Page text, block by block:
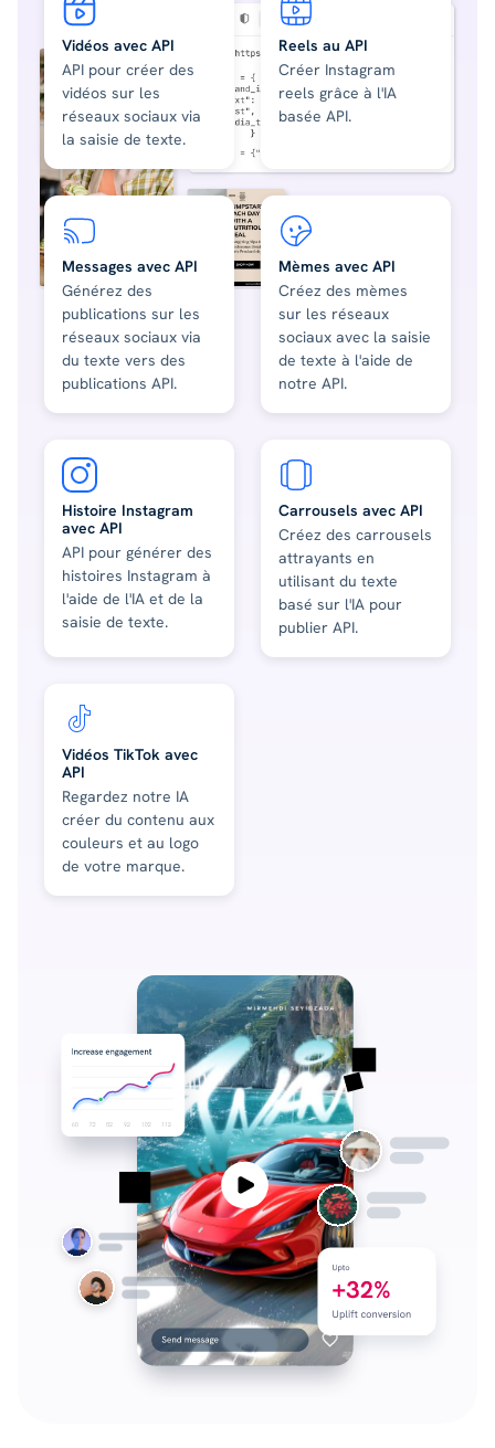
Vidéos avec API
API pour créer des
vidéos sur les
réseaux sociaux via
la saisie de texte.
Reels au API
Créer Instagram
reels grâce à l'IA
basée API.
Messages avec API
Générez des
publications sur les
réseaux sociaux via
du texte vers des
publications API.
Mèmes avec API
Créez des mèmes
sur les réseaux
sociaux avec la saisie
de texte à l'aide de
notre API.
Histoire Instagram
avec API
API pour générer des
histoires Instagram à
l'aide de l'IA et de la
saisie de texte.
Carrousels avec API
Créez des carrousels
attrayants en
utilisant du texte
basé sur l'IA pour
publier API.
Vidéos TikTok avec
API
Regardez notre IA
créer du contenu aux
couleurs et au logo
de votre marque.